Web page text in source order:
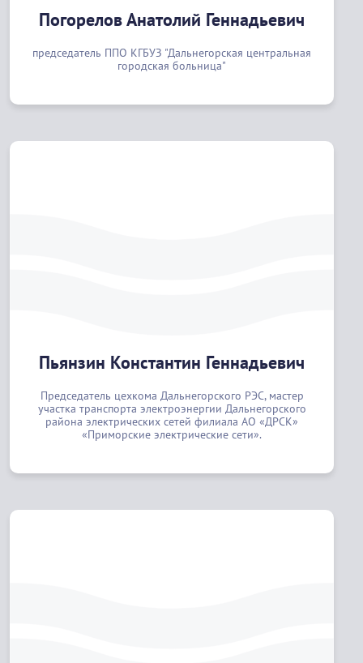
Погорелов Анатолий Геннадьевич
председатель ППО КГБУЗ "Дальнегорская центральная
городская больница"
Пьянзин Константин Геннадьевич
Председатель цехкома Дальнегорского РЭС, мастер
участка транспорта электроэнергии Дальнегорского
района электрических сетей филиала АО «ДРСК»
«Приморские электрические сети».